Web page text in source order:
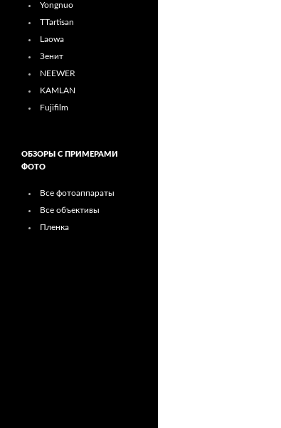
Yongnuo
TTartisan
Laowa
Зенит
NEEWER
KAMLAN
Fujifilm
ОБЗОРЫ С ПРИМЕРАМИ
ФОТО
Все фотоаппараты
Все объективы
Пленка